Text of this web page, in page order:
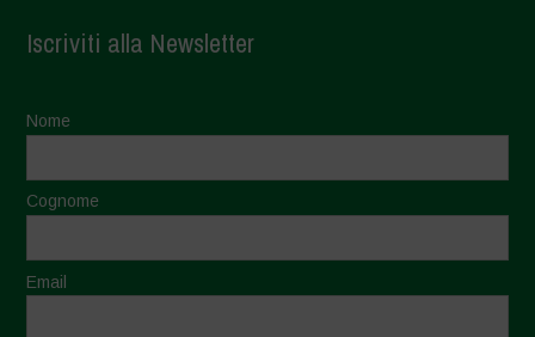
Iscriviti alla Newsletter
Nome
Cognome
Email